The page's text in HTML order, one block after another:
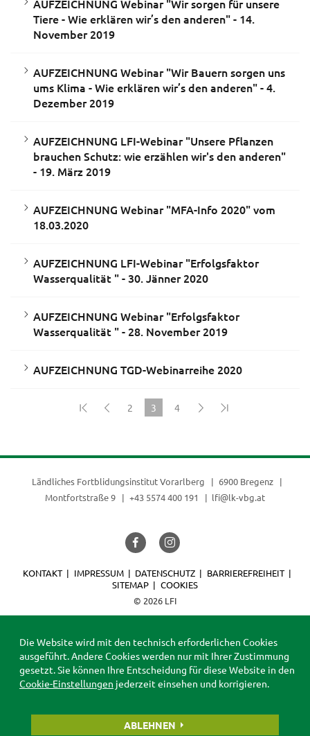
AUFZEICHNUNG Webinar "Wir sorgen für unsere
Tiere - Wie erklären wir’s den anderen" - 14.
November 2019
AUFZEICHNUNG Webinar "Wir Bauern sorgen uns
ums Klima - Wie erklären wir’s den anderen" - 4.
Dezember 2019
AUFZEICHNUNG LFI-Webinar "Unsere Pflanzen
brauchen Schutz: wie erzählen wir's den anderen"
- 19. März 2019
AUFZEICHNUNG Webinar "MFA-Info 2020" vom
18.03.2020
AUFZEICHNUNG LFI-Webinar "Erfolgsfaktor
Wasserqualität " - 30. Jänner 2020
AUFZEICHNUNG Webinar "Erfolgsfaktor
Wasserqualität " - 28. November 2019
AUFZEICHNUNG TGD-Webinarreihe 2020
2
3
4
Ländliches Fortblidungsinstitut Vorarlberg
6900 Bregenz
Montfortstraße 9
+43 5574 400 191 lfi@lk-vbg.at
© 2026 LFI
KONTAKT IMPRESSUM DATENSCHUTZ
BARRIEREFREIHEIT
SITEMAP
COOKIES
Die Website wird mit den technisch erforderlichen Cookies
ausgeführt. Andere Cookies werden nur mit Ihrer Zustimmung
gesetzt. Sie können Ihre Entscheidung für diese Website in den
Cookie-Einstellungen jederzeit einsehen und korrigieren.
ABLEHNEN